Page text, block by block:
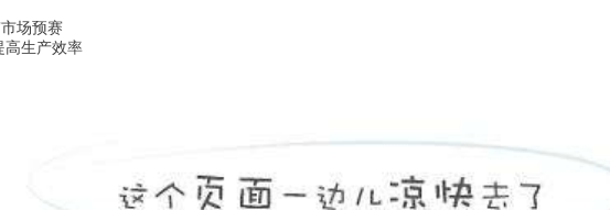
场预赛
高生产效率